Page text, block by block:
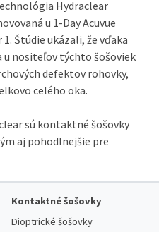
Hydraclear
u 1-Day Acuvue
Štúdie ukázali, že vďaka
nositeľov týchto šošoviek
defektov rohovky,
celého oka.
sú kontaktné šošovky
aj pohodlnejšie pre
Kontaktné šošovky
Dioptrické šošovky